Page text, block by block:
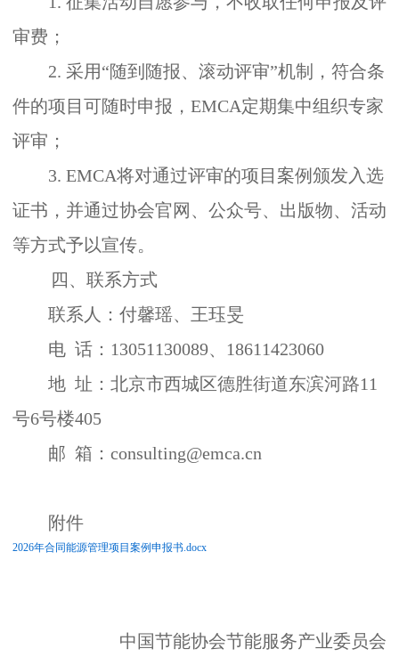
审费；
2. 采用“随到随报、滚动评审”机制，符合条
件的项目可随时申报， EMCA定期集中组织专家
评审；
3. EMCA将对通过评审的项目案例颁发入选
证书，并通过协会官网、公众号、出版物、活动
等方式予以宣传。
四、联系方式
联系人：付馨瑶、王珏旻
电 话： 13051130089、 18611423060
地 址：北京市西城区德胜街道东滨河路11
号6号楼405
邮 箱： consulting@emca.cn
附件
2026年合同能源管理项目案例申报书.docx
中国节能协会节能服务产业委员会